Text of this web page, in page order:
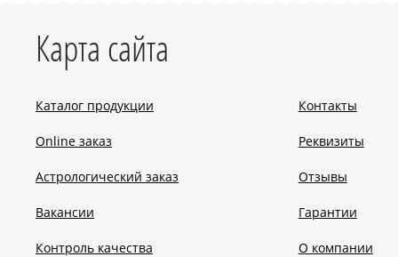
Карта сайта
Каталог продукции
Online заказ
Астрологический заказ
Вакансии
Контроль качества
Контакты
Реквизиты
Отзывы
Гарантии
О компании